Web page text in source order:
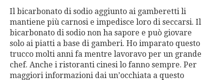
Il bicarbonato di sodio aggiunto ai gamberetti li
mantiene più carnosi e impedisce loro di seccarsi. Il
bicarbonato di sodio non ha sapore e può giovare
solo ai piatti a base di gamberi. Ho imparato questo
trucco molti anni fa mentre lavoravo per un grande
chef. Anche i ristoranti cinesi lo fanno sempre. Per
maggiori informazioni dai un’occhiata a questo